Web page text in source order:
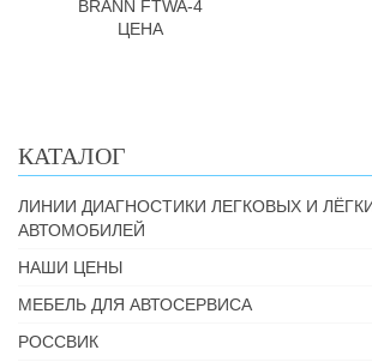
BRANN FTWA-4
ЦЕНА
КАТАЛОГ
ЛИНИИ ДИАГНОСТИКИ ЛЕГКОВЫХ И
АВТОМОБИЛЕЙ
НАШИ ЦЕНЫ
МЕБЕЛЬ ДЛЯ АВТОСЕРВИСА
РОССВИК